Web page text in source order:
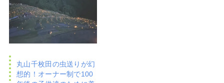
丸山千枚田の虫送りが幻
想的！オーナー制で100